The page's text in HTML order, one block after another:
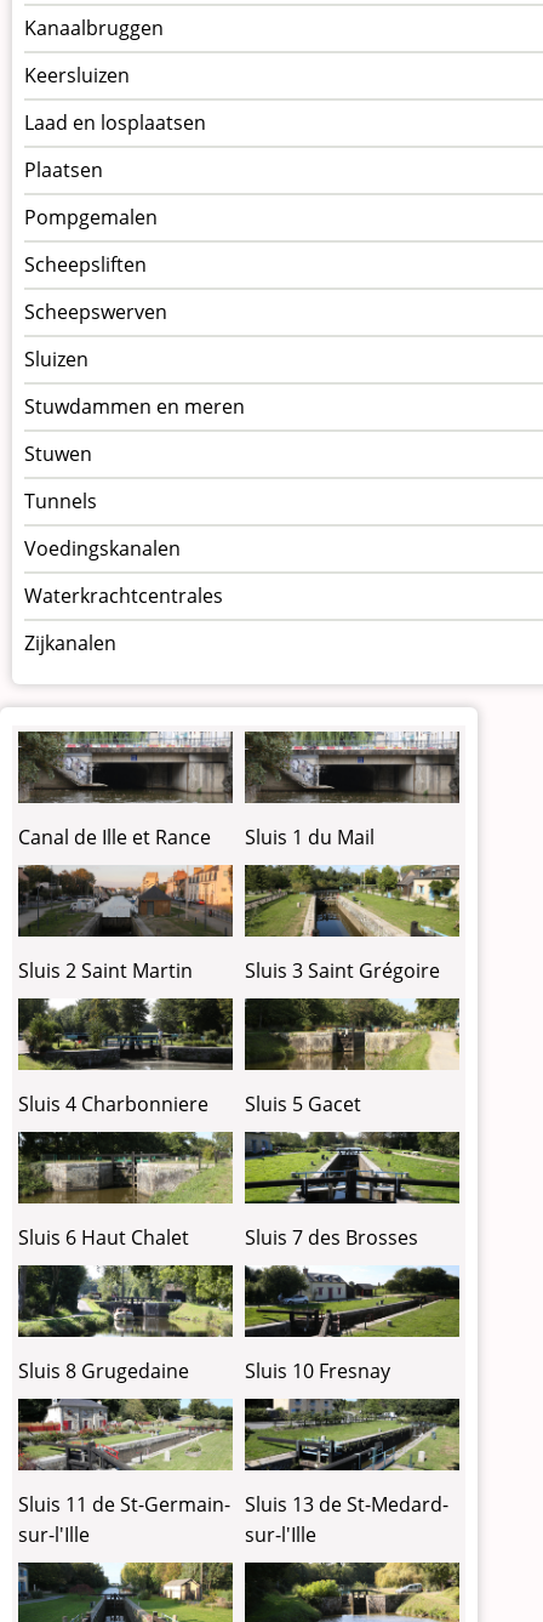
Kanaalbruggen
Keersluizen
Laad en losplaatsen
Plaatsen
Pompgemalen
Scheepsliften
Scheepswerven
Sluizen
Stuwdammen en meren
Stuwen
Tunnels
Voedingskanalen
Waterkrachtcentrales
Zijkanalen
Canal de Ille et Rance Sluis 1 du Mail
Sluis 2 Saint Martin Sluis 3 Saint Grégoire
Sluis 4 Charbonniere Sluis 5 Gacet
Sluis 6 Haut Chalet Sluis 7 des Brosses
Sluis 8 Grugedaine Sluis 10 Fresnay
Sluis 11 de St-Germain-
sur-l'Ille
Sluis 13 de St-Medard-
sur-l'Ille